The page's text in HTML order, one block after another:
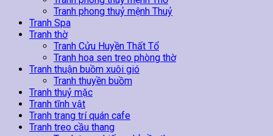
Tranh phong thuỷ mệnh Thuỷ
Tranh Spa
Tranh thờ
Tranh Cửu Huyền Thất Tổ
Tranh hoa sen treo phòng thờ
Tranh thuận buồm xuôi gió
Tranh thuyền buồm
Tranh thuỷ mặc
Tranh tĩnh vật
Tranh trang trí quán cafe
Tranh treo cầu thang